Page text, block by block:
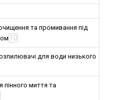
та промивання під
10
для води низького
пінного миття та